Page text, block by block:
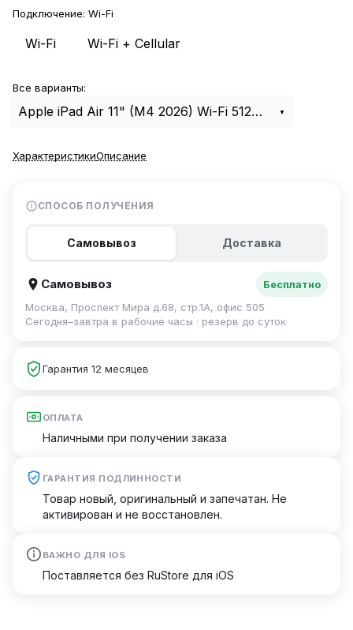
Подключение: Wi-Fi
Wi-Fi Wi-Fi + Cellular
Все варианты:
Apple iPad Air 11" (M4 2026) Wi-Fi 512Gb Blue
ХарактеристикиОписание
СПОСОБ ПОЛУЧЕНИЯ
Самовывоз Доставка
Самовывоз
Бесплатно
Москва, Проспект Мира д.68, стр.1А, офис 505
Сегодня–завтра в рабочие часы · резерв до суток
Гарантия 12 месяцев
ОПЛАТА
Наличными при получении заказа
ГАРАНТИЯ ПОДЛИННОСТИ
Товар новый, оригинальный и запечатан. Не
активирован и не восстановлен.
ВАЖНО ДЛЯ IOS
Поставляется без RuStore для iOS